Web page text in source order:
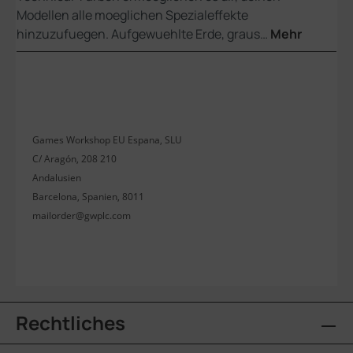
Modellen alle moeglichen Spezialeffekte
hinzuzufuegen. Aufgewuehlte Erde, graus… Mehr
Games Workshop EU Espana, SLU
C/ Aragón, 208 210
Andalusien
Barcelona, Spanien, 8011
mailorder@gwplc.com
Rechtliches